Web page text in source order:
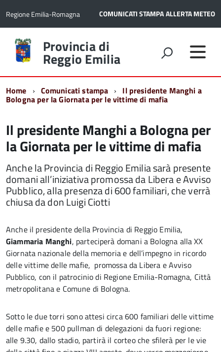
Regione Emilia-Romagna COMUNICATI STAMPAALLERTA METEO
Torna
alla
home
Provincia di
Reggio Emilia
Home Comunicati stampa Il presidente Manghi a
Bologna per la Giornata per le vittime di mafia
Il presidente Manghi a Bologna per
la Giornata per le vittime di mafia
Anche la Provincia di Reggio Emilia sarà presente
domani all’iniziativa promossa da Libera e Avviso
Pubblico, alla presenza di 600 familiari, che verrà
chiusa da don Luigi Ciotti
Anche il presidente della Provincia di Reggio Emilia,
Giammaria Manghi, parteciperà domani a Bologna alla XX
Giornata nazionale della memoria e dell’impegno in ricordo
delle vittime delle mafie, promossa da Libera e Avviso
Pubblico, con il patrocinio di Regione Emilia-Romagna, Città
metropolitana e Comune di Bologna.
Sotto le due torri sono attesi circa 600 familiari delle vittime
delle mafie e 500 pullman di delegazioni da fuori regione:
alle 9.30, dallo stadio, partirà il corteo che sfilerà per le vie